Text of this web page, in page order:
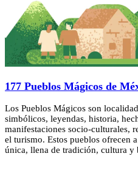
177 Pueblos Mágicos de
Los Pueblos Mágicos son
simbólicos, leyendas, historia,
manifestaciones socio-culturales,
el turismo. Estos pueblos ofrecen
única, llena de tradición, cultura y